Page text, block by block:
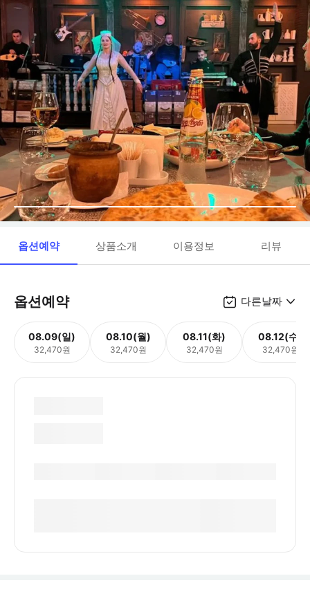
옵션예약 상품소개 이용정보 리뷰
옵션예약 다른날짜
08.09(일)
32,470원
08.10(월)
32,470원
08.11(화)
32,470원
08.12(수)
32,470원